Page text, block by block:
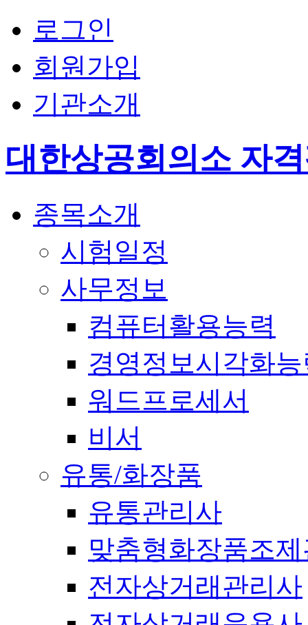
로그인
회원가입
기관소개
대한상공회의소 자
종목소개
시험일정
사무정보
컴퓨터활용능력
경영정보시각화
워드프로세서
비서
유통/화장품
유통관리사
맞춤형화장품조
전자상거래관리사